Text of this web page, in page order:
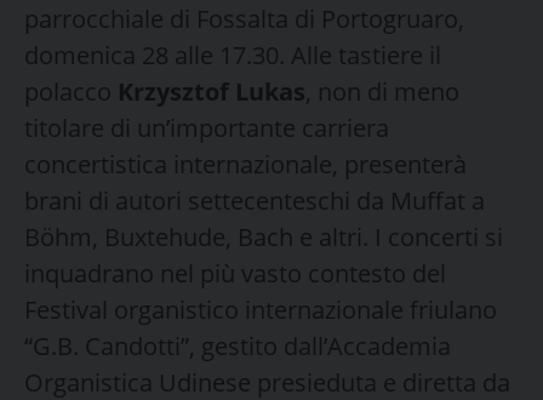
parrocchiale di Fossalta di Portogruaro,
domenica 28 alle 17.30. Alle tastiere il
polacco Krzysztof Lukas, non di meno
titolare di un’importante carriera
concertistica internazionale, presenterà
brani di autori settecenteschi da Muffat a
Böhm, Buxtehude, Bach e altri. I concerti si
inquadrano nel più vasto contesto del
Festival organistico internazionale friulano
“G.B. Candotti”, gestito dall’Accademia
Organistica Udinese presieduta e diretta da